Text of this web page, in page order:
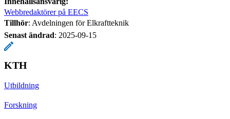
Webbredaktörer på EECS
Tillhör: Avdelningen för Elkraftteknik
Senast ändrad: 2025-09-15
KTH
Utbildning
Forskning